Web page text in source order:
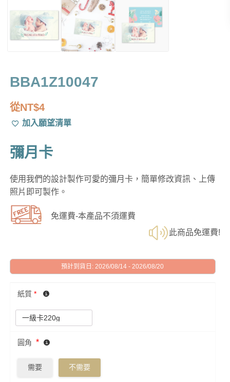
BBA1Z10047
從NT$4
加入願望清單
彌月卡
使用我們的設計製作可愛的彌月卡，簡單修改資訊、上傳
照片即可製作。
免運費-本產品不須運費
此商品免運費!
預計到貨日: 2026/08/14 - 2026/08/20
紙質 *
圓角 *
需要 不需要